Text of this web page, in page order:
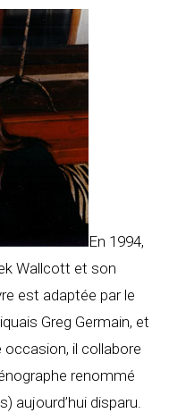
En 1994,
Wallcott et son
est adaptée par le
Greg Germain, et
il collabore
renommé
aujourd’hui disparu.